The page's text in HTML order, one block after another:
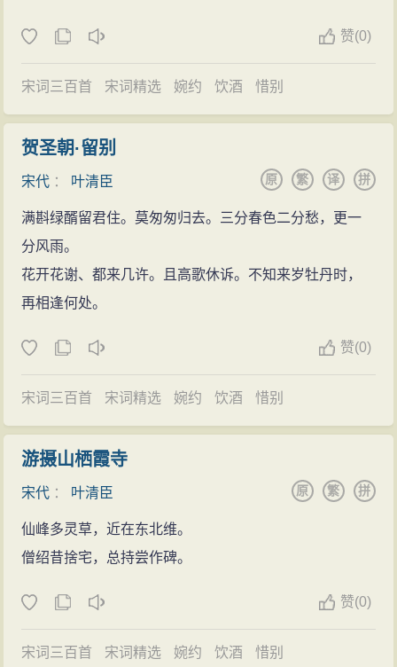
赞(0)
宋词三百首 宋词精选 婉约 饮酒 惜别
贺圣朝·留别
宋代 ： 叶清臣 拼
译
繁
原
满斟绿醑留君住。莫匆匆归去。三分春色二分愁，更一
分风雨。
花开花谢、都来几许。且高歌休诉。不知来岁牡丹时，
再相逢何处。
赞(0)
宋词三百首 宋词精选 婉约 饮酒 惜别
游摄山栖霞寺
宋代 ： 叶清臣 拼
繁
原
仙峰多灵草，近在东北维。
僧绍昔捨宅，总持尝作碑。
赞(0)
宋词三百首 宋词精选 婉约 饮酒 惜别